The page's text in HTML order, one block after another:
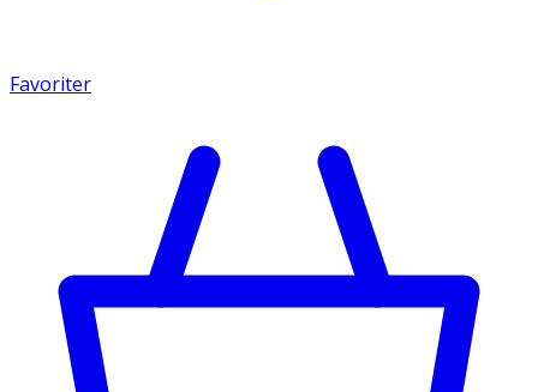
Favoriter